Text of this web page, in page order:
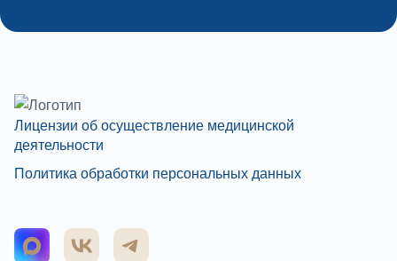
Лицензии об осуществление медицинской
деятельности
Политика обработки персональных данных